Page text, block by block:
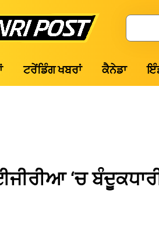
Search
ਟਰੇਂਡਿੰਗ ਖਬਰਾਂ ਕੈਨੇਡਾ
‘ਚ